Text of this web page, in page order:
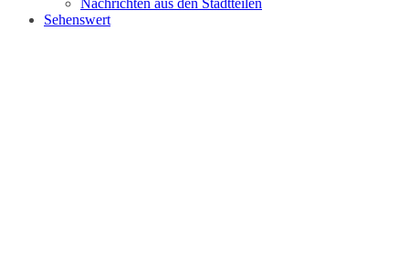
Nachrichten aus den Stadtteilen
Sehenswert